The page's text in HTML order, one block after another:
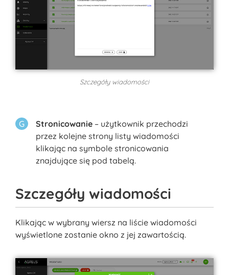
Szczegóły wiadomości
Stronicowanie – użytkownik przechodzi
przez kolejne strony listy wiadomości
klikając na symbole stronicowania
znajdujące się pod tabelą.
Szczegóły wiadomości
Klikając w wybrany wiersz na liście wiadomości
wyświetlone zostanie okno z jej zawartością.